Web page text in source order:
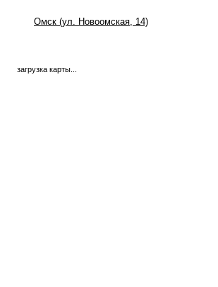
Омск (ул. Новоомская, 14)
загрузка карты...